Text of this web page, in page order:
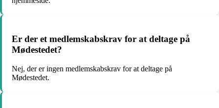
Er der et medlemskabskrav for at deltage på
Mødestedet?
Nej, der er ingen medlemskabskrav for at deltage på
Mødestedet.